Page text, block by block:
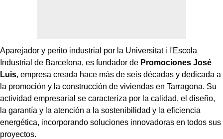
Aparejador y perito industrial por la Universitat i l'Escola
Industrial de Barcelona, ​​es fundador de Promociones José
Luis, empresa creada hace más de seis décadas y dedicada a
la promoción y la construcción de viviendas en Tarragona. Su
actividad empresarial se caracteriza por la calidad, el diseño,
la garantía y la atención a la sostenibilidad y la eficiencia
energética, incorporando soluciones innovadoras en todos sus
proyectos.